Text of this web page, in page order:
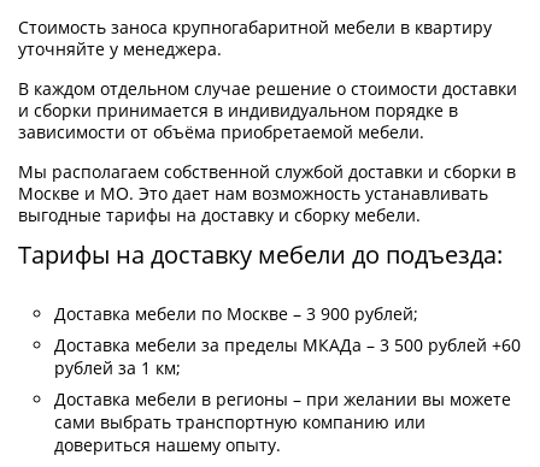
Стоимость заноса крупногабаритной мебели в квартиру
уточняйте у менеджера.
В каждом отдельном случае решение о стоимости доставки
и сборки принимается в индивидуальном порядке в
зависимости от объёма приобретаемой мебели.
Мы располагаем собственной службой доставки и сборки в
Москве и МО. Это дает нам возможность устанавливать
выгодные тарифы на доставку и сборку мебели.
Тарифы на доставку мебели до подъезда:
Доставка мебели по Москве – 3 900 рублей;
Доставка мебели за пределы МКАДа – 3 500 рублей +60
рублей за 1 км;
Доставка мебели в регионы – при желании вы можете
сами выбрать транспортную компанию или
довериться нашему опыту.